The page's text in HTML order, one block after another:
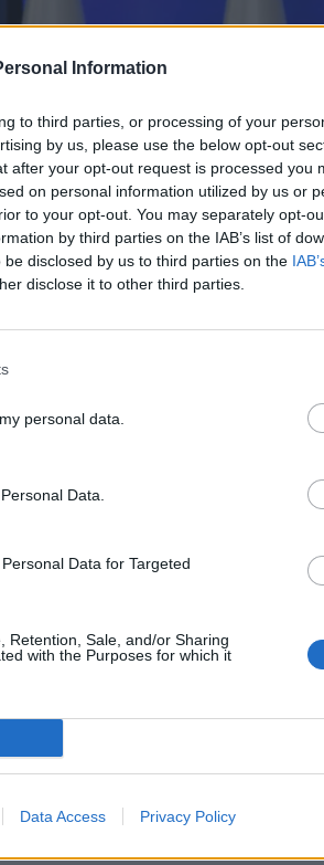
Information
to third parties, or processing of your
by us, please use the below opt-out
after your opt-out request is processed you
on personal information utilized by us or
to your opt-out. You may separately opt-
by third parties on the IAB’s list of
disclosed by us to third parties on the
disclose it to other third parties.
personal data.
Data.
Data for Targeted
Retention, Sale, and/or Sharing
with the Purposes for which it
Data Access Privacy Policy
nbppl)
stabilności i odporności
ich nabycia muszą jednak
banku centralnego to dwie monety –
– jak czytamy na stronie NBP –